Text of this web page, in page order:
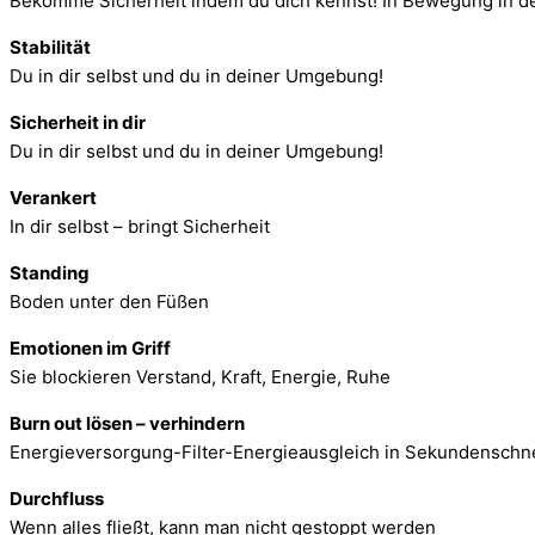
Stabilität
Du in dir selbst und du in deiner Umgebung!
Sicherheit in dir
Du in dir selbst und du in deiner Umgebung!
Verankert
In dir selbst – bringt Sicherheit
Standing
Boden unter den Füßen
Emotionen im Griff
Sie blockieren Verstand, Kraft, Energie, Ruhe
Burn out lösen – verhindern
Energieversorgung-Filter-Energieausgleich in
Durchfluss
Wenn alles fließt, kann man nicht gestoppt werden